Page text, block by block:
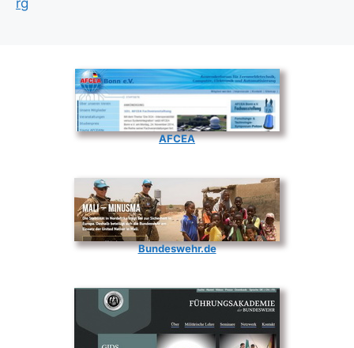
rg
AFCEA
Bundeswehr.de